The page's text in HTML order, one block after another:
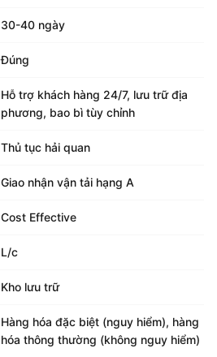
30-40 ngày
Đúng
Hỗ trợ khách hàng 24/7, lưu trữ địa
phương, bao bì tùy chỉnh
Thủ tục hải quan
Giao nhận vận tải hạng A
Cost Effective
L/c
Kho lưu trữ
Hàng hóa đặc biệt (nguy hiểm), hàng
hóa thông thường (không nguy hiểm)